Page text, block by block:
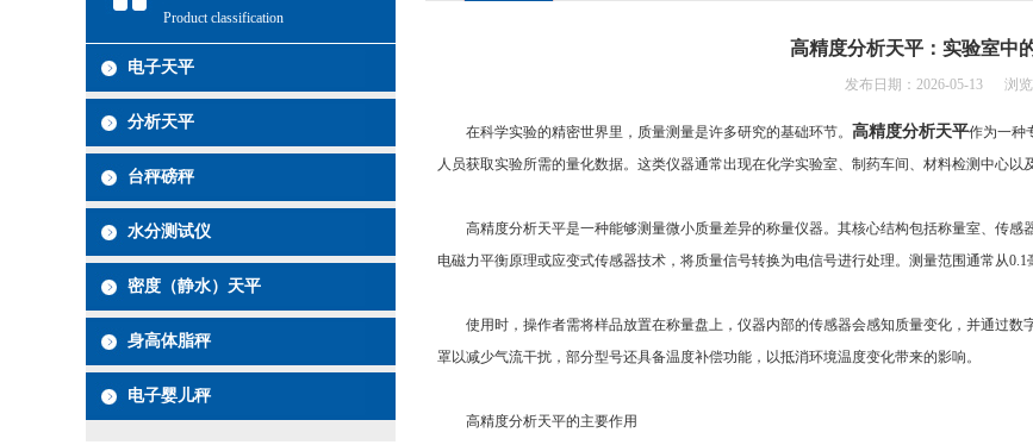
Product classification
电子天平
分析天平
台秤磅秤
水分测试仪
密度（静水）天平
身高体脂秤
电子婴儿秤
高精度分析天平：实验室中
发布日期：2026-05-13 浏览
在科学实验的精密世界里，质量测量是许多研究的基础环节。 高精度分析天平作为一种
人员获取实验所需的量化数据。这类仪器通常出现在化学实验室、制药车间、材料检测中心以
高精度分析天平是一种能够测量微小质量差异的称量仪器。其核心结构包括称量室、传感
电磁力平衡原理或应变式传感器技术，将质量信号转换为电信号进行处理。测量范围通常从0.1
使用时，操作者需将样品放置在称量盘上，仪器内部的传感器会感知质量变化，并通过数
罩以减少气流干扰，部分型号还具备温度补偿功能，以抵消环境温度变化带来的影响。
高精度分析天平的主要作用